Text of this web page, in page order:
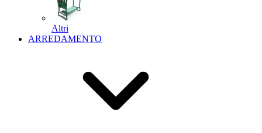
Altri
ARREDAMENTO